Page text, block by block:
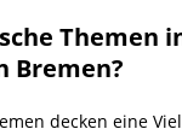
Themen
Bremen?
decken eine